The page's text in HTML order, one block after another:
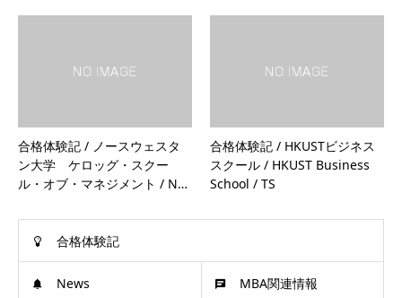
合格体験記 / ノースウェスタ
ン大学 ケロッグ・スクー
ル・オブ・マネジメント / N…
合格体験記 / HKUSTビジネス
スクール / HKUST Business
School / TS
合格体験記
News MBA関連情報